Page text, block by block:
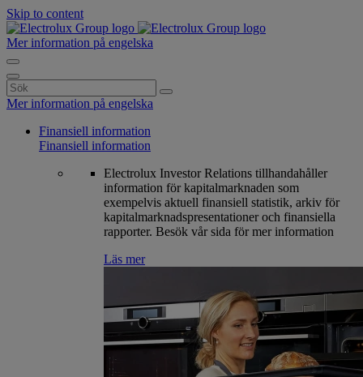
Skip to content
Mer information på engelska
Search
for:
Mer information på engelska
Finansiell information
Finansiell information
Electrolux Investor Relations tillhandahåller
information för kapitalmarknaden som
exempelvis aktuell finansiell statistik, arkiv för
kapitalmarknadspresentationer och finansiella
rapporter. Besök vår sida för mer information
Läs mer